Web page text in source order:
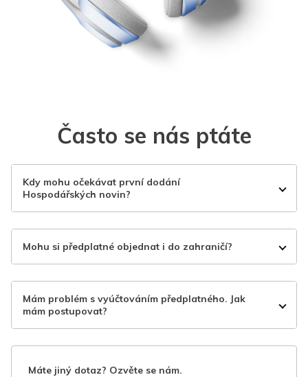
Často se nás ptáte
Kdy mohu očekávat první dodání
Hospodářských novin?
Mohu si předplatné objednat i do zahraničí?
Mám problém s vyúčtováním předplatného. Jak
mám postupovat?
Máte jiný dotaz? Ozvěte se nám.